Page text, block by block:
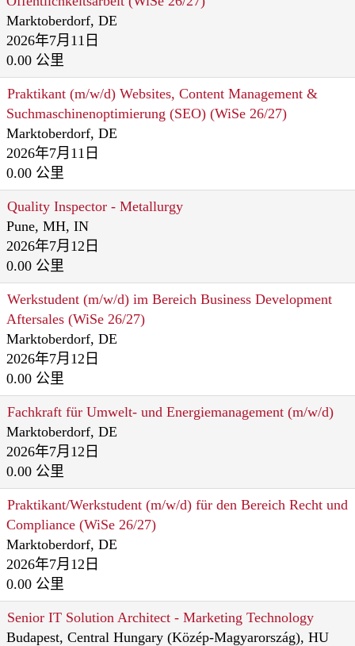
Marktoberdorf, DE
2026年7月11日
0.00 公里
Praktikant (m/w/d) Websites, Content Management &
Suchmaschinenoptimierung (SEO) (WiSe 26/27)
Marktoberdorf, DE
2026年7月11日
0.00 公里
Quality Inspector - Metallurgy
Pune, MH, IN
2026年7月12日
0.00 公里
Werkstudent (m/w/d) im Bereich Business Development
Aftersales (WiSe 26/27)
Marktoberdorf, DE
2026年7月12日
0.00 公里
Fachkraft für Umwelt‑ und Energiemanagement (m/w/d)
Marktoberdorf, DE
2026年7月12日
0.00 公里
Praktikant/Werkstudent (m/w/d) für den Bereich Recht und
Compliance (WiSe 26/27)
Marktoberdorf, DE
2026年7月12日
0.00 公里
Senior IT Solution Architect - Marketing Technology
Budapest, Central Hungary (Közép-Magyarország), HU